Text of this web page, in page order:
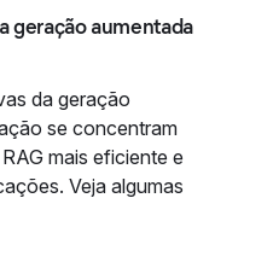
geração aumentada
da geração
se concentram
mais eficiente e
Veja algumas